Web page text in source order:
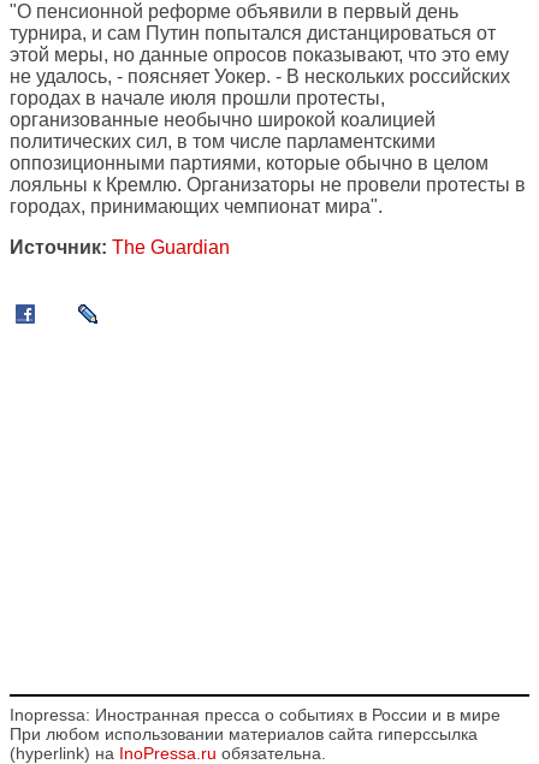
"О пенсионной реформе объявили в первый день
турнира, и сам Путин попытался дистанцироваться от
этой меры, но данные опросов показывают, что это ему
не удалось, - поясняет Уокер. - В нескольких российских
городах в начале июля прошли протесты,
организованные необычно широкой коалицией
политических сил, в том числе парламентскими
оппозиционными партиями, которые обычно в целом
лояльны к Кремлю. Организаторы не провели протесты в
городах, принимающих чемпионат мира".
Источник: The Guardian
Inopressa: Иностранная пресса о событиях в России и в мире
При любом использовании материалов сайта гиперссылка
(hyperlink) на InoPressa.ru обязательна.